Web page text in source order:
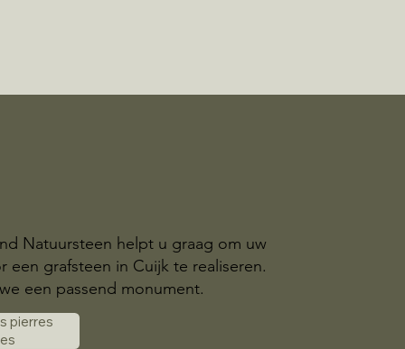
Natuursteen helpt u graag om uw
een grafsteen in Cuijk te realiseren.
een passend monument.
pierres